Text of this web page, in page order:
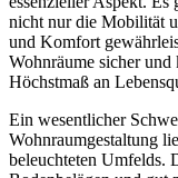
nicht nur die Mobilität
und Komfort
Wohnräume sicher
Höchstmaß an
Ein wesentlicher
Wohnraumgestaltung
beleuchteten Umfelds.